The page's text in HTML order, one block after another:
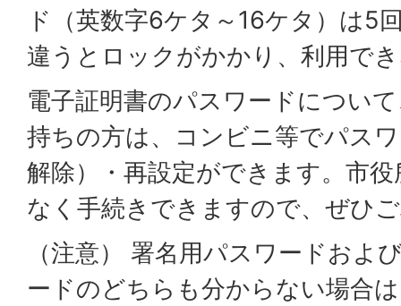
ド（英数字6ケタ～16ケタ）は5
違うとロックがかかり、利用で
電子証明書のパスワードについ
持ちの方は、コンビニ等でパス
解除）・再設定ができます。市
なく手続きできますので、ぜひ
（注意） 署名用パスワードおよ
ードのどちらも分からない場合